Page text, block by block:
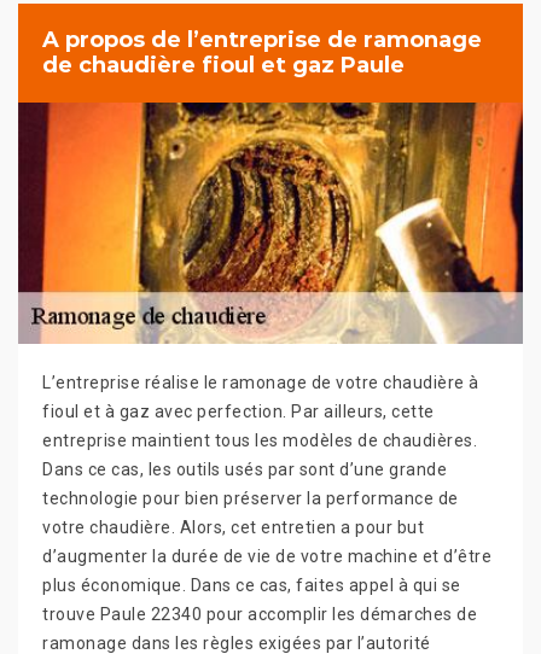
A propos de l’entreprise de ramonage
de chaudière fioul et gaz Paule
L’entreprise réalise le ramonage de votre chaudière à
fioul et à gaz avec perfection. Par ailleurs, cette
entreprise maintient tous les modèles de chaudières.
Dans ce cas, les outils usés par sont d’une grande
technologie pour bien préserver la performance de
votre chaudière. Alors, cet entretien a pour but
d’augmenter la durée de vie de votre machine et d’être
plus économique. Dans ce cas, faites appel à qui se
trouve Paule 22340 pour accomplir les démarches de
ramonage dans les règles exigées par l’autorité